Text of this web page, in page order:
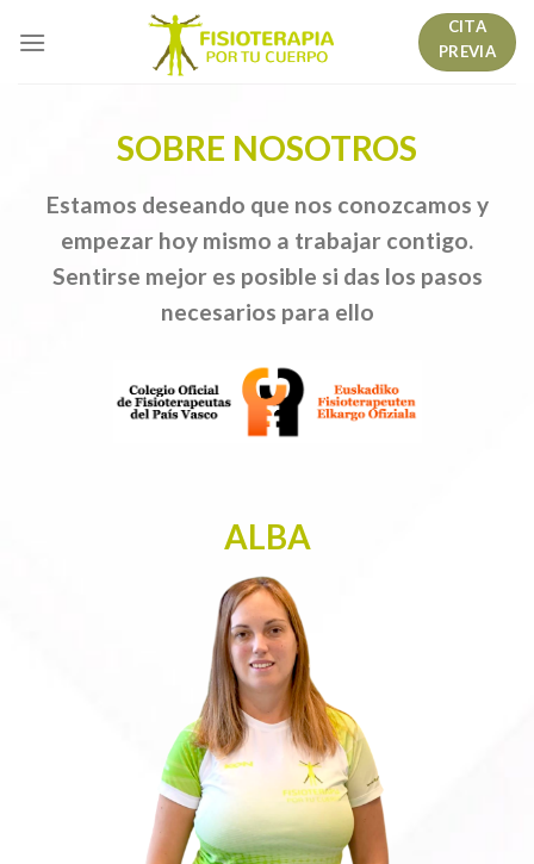
CITA
PREVIA
SOBRE NOSOTROS
Estamos deseando que nos conozcamos y
empezar hoy mismo a trabajar contigo.
Sentirse mejor es posible si das los pasos
necesarios para ello
ALBA